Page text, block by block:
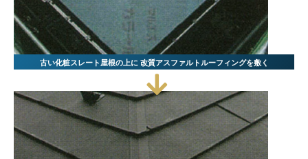
古い化粧スレート屋根の上に 改質アスファルトルーフィングを敷く